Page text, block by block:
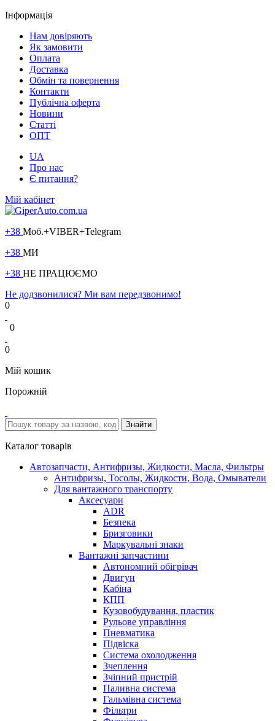
Інформація
Нам довіряють
Як замовити
Оплата
Доставка
Обмін та повернення
Контакти
Публічна оферта
Новини
Статті
ОПТ
UA
Про нас
Є питання?
Мій кабінет
+38 Моб.+VIBER+Telegram
+38 МИ
+38 НЕ ПРАЦЮЄМО
Не додзвонилися? Ми вам передзвонимо!
0
0
0
Мій кошик
Порожній
Каталог товарів
Автозапчасти, Антифризы, Жидкости, Масла, Фильтры
Антифризы, Тосолы, Жидкости, Вода, Омыватели
Для вантажного транспорту
Аксесуари
ADR
Безпека
Бризговики
Маркувальні знаки
Вантажні запчастини
Автономний обігрівач
Двигун
Кабіна
КПП
Кузовобудування, пластик
Рульове управління
Пневматика
Підвіска
Система охолодження
Зчеплення
Зчіпний пристрій
Паливна система
Гальмівна система
Фільтри